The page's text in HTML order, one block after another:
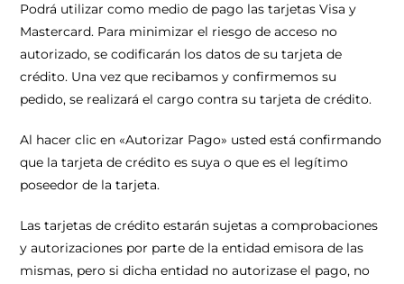
Podrá utilizar como medio de pago las tarjetas Visa y
Mastercard. Para minimizar el riesgo de acceso no
autorizado, se codificarán los datos de su tarjeta de
crédito. Una vez que recibamos y confirmemos su
pedido, se realizará el cargo contra su tarjeta de crédito.
Al hacer clic en «Autorizar Pago» usted está confirmando
que la tarjeta de crédito es suya o que es el legítimo
poseedor de la tarjeta.
Las tarjetas de crédito estarán sujetas a comprobaciones
y autorizaciones por parte de la entidad emisora de las
mismas, pero si dicha entidad no autorizase el pago, no